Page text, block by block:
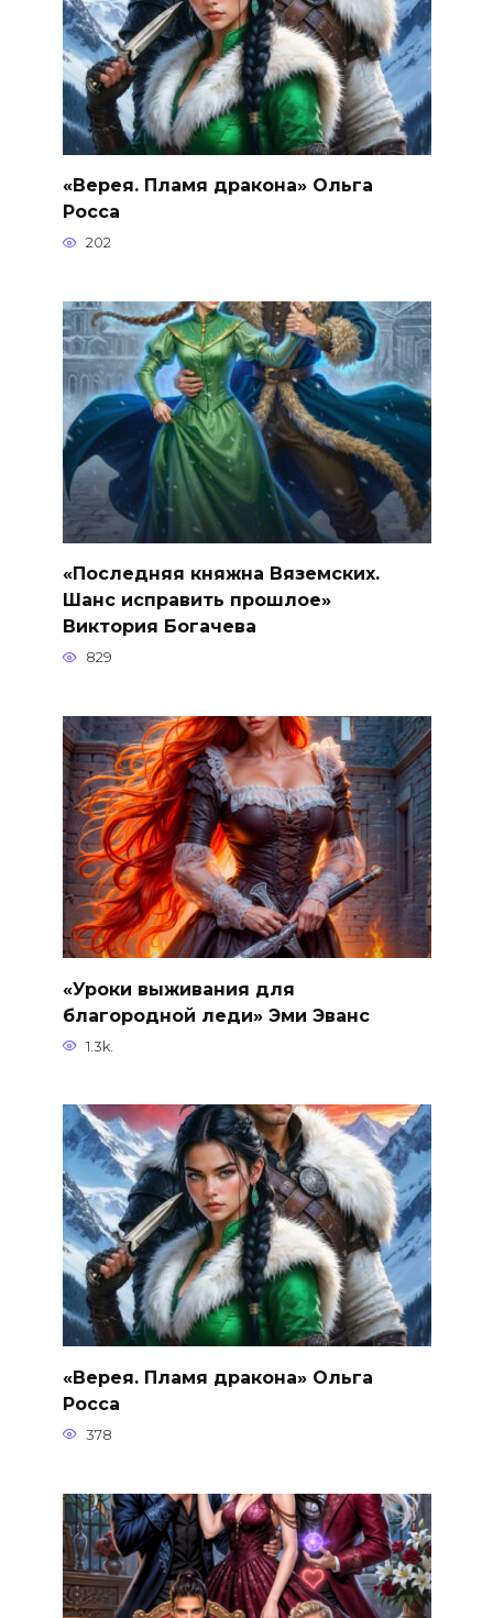
«Верея. Пламя дракона» Ольга
Росса
202
«Последняя княжна Вяземских.
Шанс исправить прошлое»
Виктория Богачева
829
«Уроки выживания для
благородной леди» Эми Эванс
1.3k.
«Верея. Пламя дракона» Ольга
Росса
378